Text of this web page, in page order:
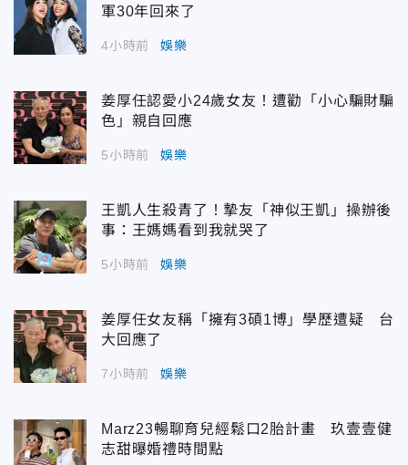
軍30年回來了
4小時前 娛樂
姜厚任認愛小24歲女友！遭勸「小心騙財騙
色」親自回應
5小時前 娛樂
王凱人生殺青了！摯友「神似王凱」操辦後
事：王媽媽看到我就哭了
5小時前 娛樂
姜厚任女友稱「擁有3碩1博」學歷遭疑 台
大回應了
7小時前 娛樂
Marz23暢聊育兒經鬆口2胎計畫 玖壹壹健
志甜曝婚禮時間點